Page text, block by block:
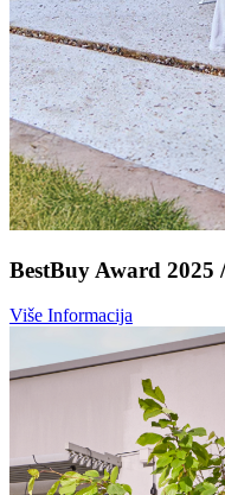
BestBuy Award 2025
Više Informacija